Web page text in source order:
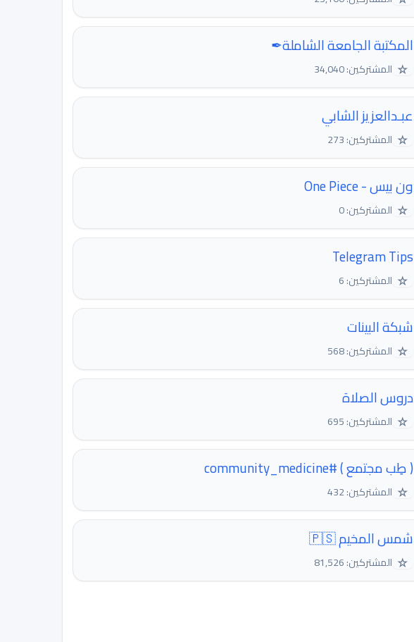
المكتبة الجامعة الشاملة✒
☆ المشتركين: 34,040
عبـدالعزيز الشابي
☆ المشتركين: 273
ون بيس - One Piece
☆ المشتركين: 0
Telegram Tips
☆ المشتركين: 6
شبكة البينات
☆ المشتركين: 568
دروس الصلاة
☆ المشتركين: 695
( طِب مجتمع ) #community_medicine
☆ المشتركين: 432
شمس المخيم 🇵🇸
☆ المشتركين: 81,526